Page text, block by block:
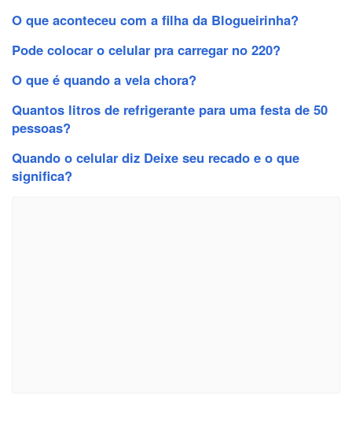
O que aconteceu com a filha da Blogueirinha?
Pode colocar o celular pra carregar no 220?
O que é quando a vela chora?
Quantos litros de refrigerante para uma festa de 50
pessoas?
Quando o celular diz Deixe seu recado e o que
significa?